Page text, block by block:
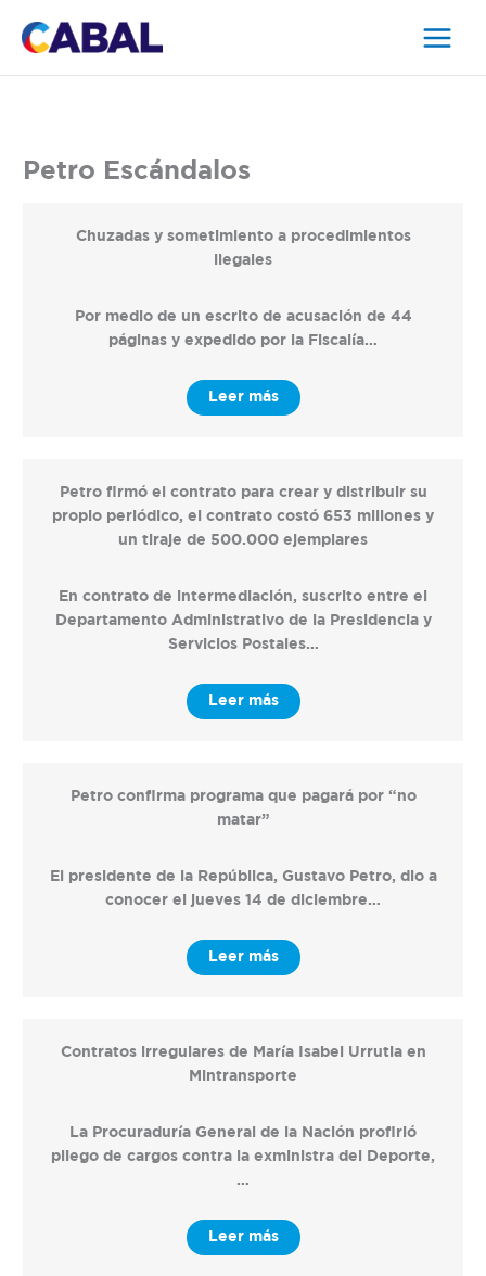
Petro Escándalos
Chuzadas y sometimiento a procedimientos
ilegales
Por medio de un escrito de acusación de 44
páginas y expedido por la Fiscalía…
Leer más
Petro firmó el contrato para crear y distribuir su
propio periódico, el contrato costó 653 millones y
un tiraje de 500.000 ejemplares
En contrato de intermediación, suscrito entre el
Departamento Administrativo de la Presidencia y
Servicios Postales…
Leer más
Petro confirma programa que pagará por “no
matar”
El presidente de la República, Gustavo Petro, dio a
conocer el jueves 14 de diciembre…
Leer más
Contratos irregulares de María Isabel Urrutia en
Mintransporte
La Procuraduría General de la Nación profirió
pliego de cargos contra la exministra del Deporte,
…
Leer más